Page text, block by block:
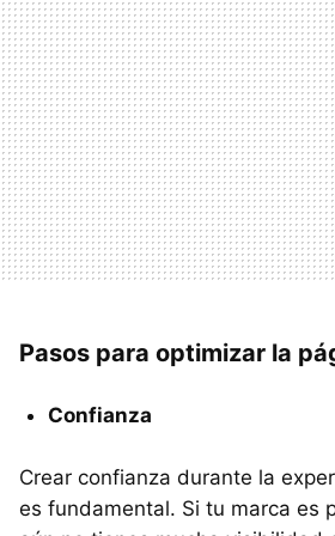
Pasos para optimizar la
Confianza
Crear confianza durante la
es fundamental. Si tu marca es